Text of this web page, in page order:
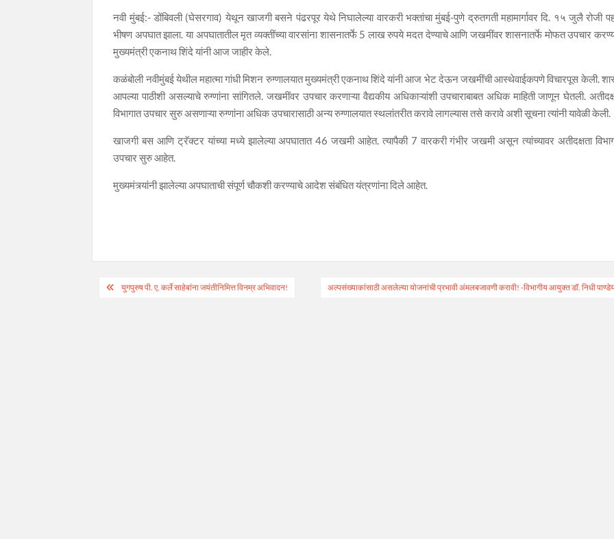
नवी मुंबई:- डोंबिवली (घेसरगाव) येथून खाजगी बसने पंढरपूर येथे निघालेल्या वारकरी भक्तांचा मुंबई-पुणे द्रुतगती महामार्गावर दि. १५ जुलै रोजी
भीषण अपघात झाला. या अपघातातील मृत व्यक्तींच्या वारसांना शासनातर्फे 5 लाख रुपये मदत देण्याचे आणि जखमींवर शासनातर्फे मोफत उपचार
मुख्यमंत्री एकनाथ शिंदे यांनी आज जाहीर केले.
कळंबोली नवीमुंबई येथील महात्मा गांधी मिशन रुग्णालयात मुख्यमंत्री एकनाथ शिंदे यांनी आज भेट देऊन जखमींची आस्थेवाईकपणे विचारपूस केली.
आपल्या पाठीशी असल्याचे रुग्णांना सांगितले. जखमींवर उपचार करणाऱ्या वैद्यकीय अधिकाऱ्यांशी उपचाराबाबत अधिक माहिती जाणून घेतली.
विभागात उपचार सुरु असणाऱ्या रुग्णांना अधिक उपचारासाठी अन्य रुग्णालयात स्थलांतरीत करावे लागल्यास तसे करावे अशी सूचना त्यांनी यावेळी केली.
खाजगी बस आणि ट्रॅक्टर यांच्या मध्ये झालेल्या अपघातात 46 जखमी आहेत. त्यापैकी 7 वारकरी गंभीर जखमी असून त्यांच्यावर अतीदक्षता
उपचार सुरु आहेत.
मुख्यमंत्र्यांनी झालेल्या अपघाताची संपूर्ण चौकशी करण्याचे आदेश संबंधित यंत्रणांना दिले आहेत.
Postयुगपुरुष पी. ए. कर्ले साहेबांना जयंतीनिमित्त विनम्र अभिवादन! अल्पसंख्याकांसाठी असलेल्या योजनांची प्रभावी अंमलबजावणी करावी! -विभागीय आयुक्त डॉ. निधी